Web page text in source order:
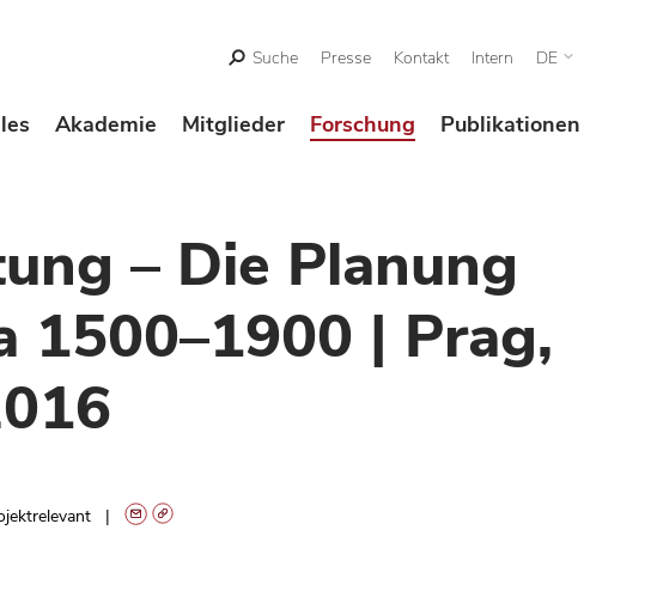
Suche Presse Kontakt Intern DE
Akademie Mitglieder Forschung Publikationen
– Die Planung
1500–1900 | Prag,